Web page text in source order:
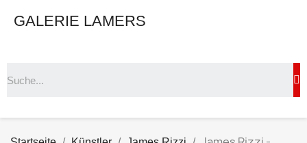
GALERIE LAMERS